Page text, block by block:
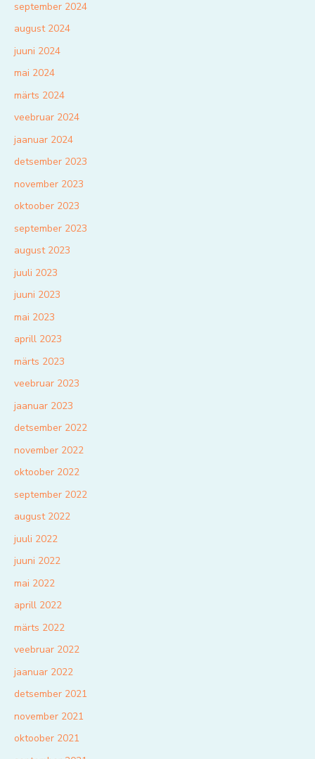
september 2024
august 2024
juuni 2024
mai 2024
märts 2024
veebruar 2024
jaanuar 2024
detsember 2023
november 2023
oktoober 2023
september 2023
august 2023
juuli 2023
juuni 2023
mai 2023
aprill 2023
märts 2023
veebruar 2023
jaanuar 2023
detsember 2022
november 2022
oktoober 2022
september 2022
august 2022
juuli 2022
juuni 2022
mai 2022
aprill 2022
märts 2022
veebruar 2022
jaanuar 2022
detsember 2021
november 2021
oktoober 2021